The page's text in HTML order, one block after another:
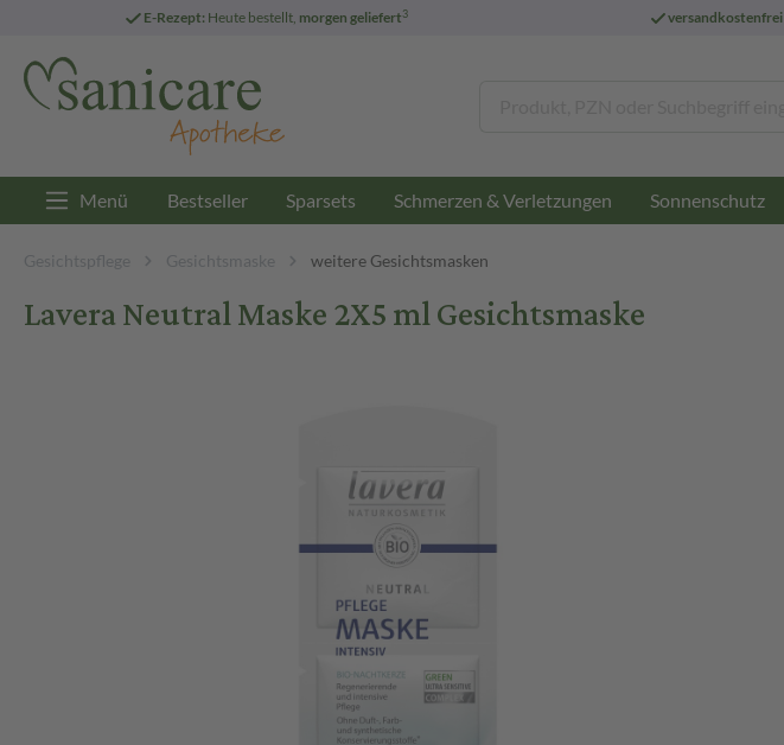
E-Rezept: Heute bestellt, morgen geliefert3 versandkostenfrei
Menü Bestseller Sparsets Schmerzen & Verletzungen Sonnenschutz
Gesichtspflege Gesichtsmaske weitere Gesichtsmasken
Lavera Neutral Maske 2X5 ml Gesichtsmaske